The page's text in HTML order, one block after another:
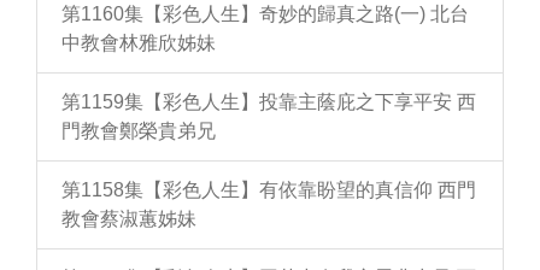
第1160集【彩色人生】奇妙的歸真之路(一) 北台
中教會林雅欣姊妹
第1159集【彩色人生】投靠主蔭庇之下享平安 西
門教會鄭榮貴弟兄
第1158集【彩色人生】有依靠盼望的真信仰 西門
教會蔡淑蕙姊妹